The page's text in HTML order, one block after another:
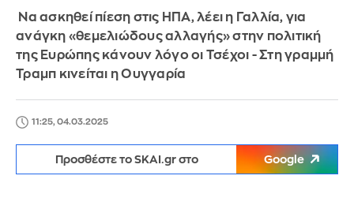
Να ασκηθεί πίεση στις ΗΠΑ, λέει η Γαλλία, για
ανάγκη «θεμελιώδους αλλαγής» στην πολιτική
της Ευρώπης κάνουν λόγο οι Τσέχοι - Στη γραμμή
Τραμπ κινείται η Ουγγαρία
11:25, 04.03.2025
Προσθέστε το SKAI.gr στο Google